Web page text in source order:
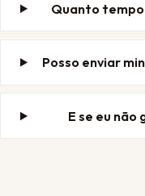
Quanto
Posso enviar
E se eu